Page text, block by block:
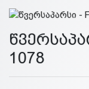
1078